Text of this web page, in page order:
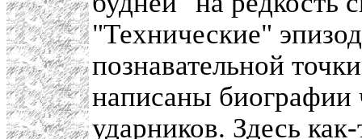
"Технические"
познавательной
написаны биографии
ударников. Здесь